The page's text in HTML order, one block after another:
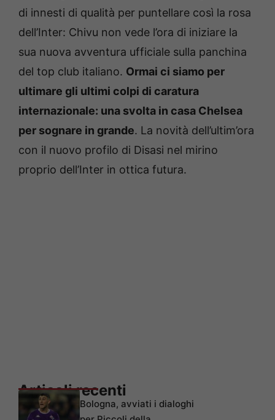
di innesti di qualità per puntellare così la rosa
dell’Inter: Chivu non vede l’ora di iniziare la
sua nuova avventura ufficiale sulla panchina
del top club italiano. Ormai ci siamo per
ultimare gli ultimi colpi di caratura
internazionale: una svolta in casa Chelsea
per sognare in grande. La novità dell’ultim’ora
con il nuovo profilo di Disasi nel mirino
proprio dell’Inter in ottica futura.
Articoli recenti
Bologna, avviati i dialoghi